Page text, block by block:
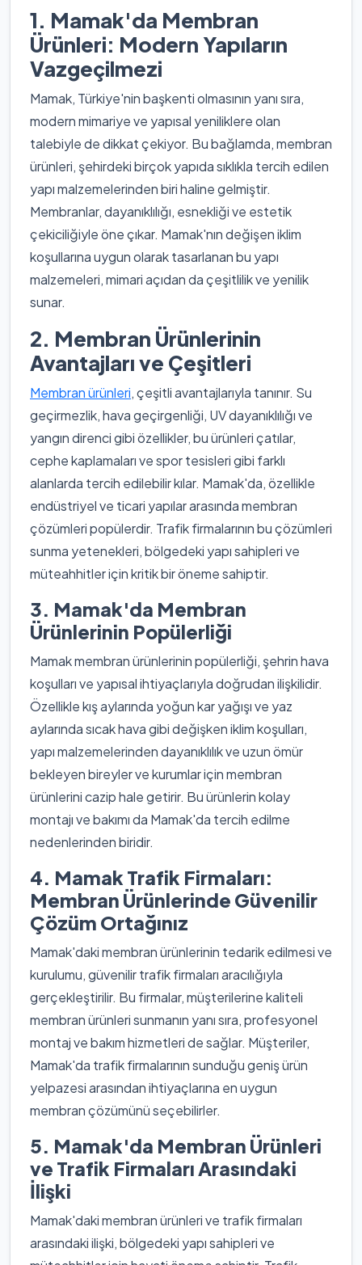
1. Mamak'da Membran
Ürünleri: Modern Yapıların
Vazgeçilmezi
Mamak, Türkiye'nin başkenti olmasının yanı sıra,
modern mimariye ve yapısal yeniliklere olan
talebiyle de dikkat çekiyor. Bu bağlamda, membran
ürünleri, şehirdeki birçok yapıda sıklıkla tercih edilen
yapı malzemelerinden biri haline gelmiştir.
Membranlar, dayanıklılığı, esnekliği ve estetik
çekiciliğiyle öne çıkar. Mamak'nın değişen iklim
koşullarına uygun olarak tasarlanan bu yapı
malzemeleri, mimari açıdan da çeşitlilik ve yenilik
sunar.
2. Membran Ürünlerinin
Avantajları ve Çeşitleri
Membran ürünleri, çeşitli avantajlarıyla tanınır. Su
geçirmezlik, hava geçirgenliği, UV dayanıklılığı ve
yangın direnci gibi özellikler, bu ürünleri çatılar,
cephe kaplamaları ve spor tesisleri gibi farklı
alanlarda tercih edilebilir kılar. Mamak'da, özellikle
endüstriyel ve ticari yapılar arasında membran
çözümleri popülerdir. Trafik firmalarının bu çözümleri
sunma yetenekleri, bölgedeki yapı sahipleri ve
müteahhitler için kritik bir öneme sahiptir.
3. Mamak'da Membran
Ürünlerinin Popülerliği
Mamak membran ürünlerinin popülerliği, şehrin hava
koşulları ve yapısal ihtiyaçlarıyla doğrudan ilişkilidir.
Özellikle kış aylarında yoğun kar yağışı ve yaz
aylarında sıcak hava gibi değişken iklim koşulları,
yapı malzemelerinden dayanıklılık ve uzun ömür
bekleyen bireyler ve kurumlar için membran
ürünlerini cazip hale getirir. Bu ürünlerin kolay
montajı ve bakımı da Mamak'da tercih edilme
nedenlerinden biridir.
4. Mamak Trafik Firmaları:
Membran Ürünlerinde Güvenilir
Çözüm Ortağınız
Mamak'daki membran ürünlerinin tedarik edilmesi ve
kurulumu, güvenilir trafik firmaları aracılığıyla
gerçekleştirilir. Bu firmalar, müşterilerine kaliteli
membran ürünleri sunmanın yanı sıra, profesyonel
montaj ve bakım hizmetleri de sağlar. Müşteriler,
Mamak'da trafik firmalarının sunduğu geniş ürün
yelpazesi arasından ihtiyaçlarına en uygun
membran çözümünü seçebilirler.
5. Mamak'da Membran Ürünleri
ve Trafik Firmaları Arasındaki
İlişki
Mamak'daki membran ürünleri ve trafik firmaları
arasındaki ilişki, bölgedeki yapı sahipleri ve